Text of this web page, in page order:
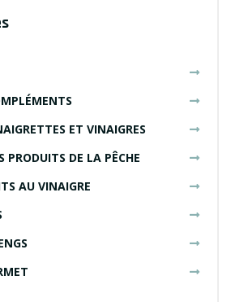
ET VINAIGRES
PRODUITS DE LA PÊCHE
AU VINAIGRE